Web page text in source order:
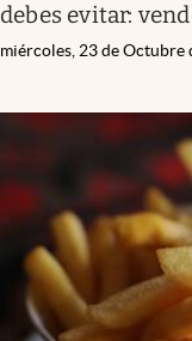
debes evitar:
miércoles, 23 de Octubre